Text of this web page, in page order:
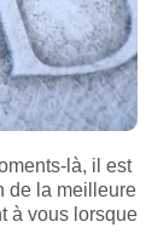
là, il est
de la meilleure
à vous lorsque